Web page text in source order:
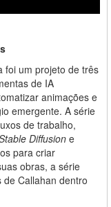
foi um projeto de três
de IA
animações e
emergente. A série
de trabalho,
Diffusione
para criar
obras, a série
Callahan dentro